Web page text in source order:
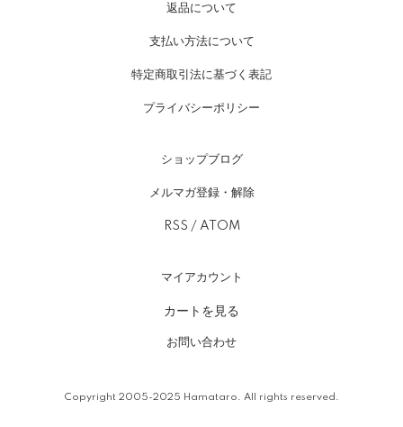
返品について
支払い方法について
特定商取引法に基づく表記
プライバシーポリシー
ショップブログ
メルマガ登録・解除
RSS / ATOM
マイアカウント
カートを見る
お問い合わせ
Copyright 2005-2025 Hamataro. All rights reserved.